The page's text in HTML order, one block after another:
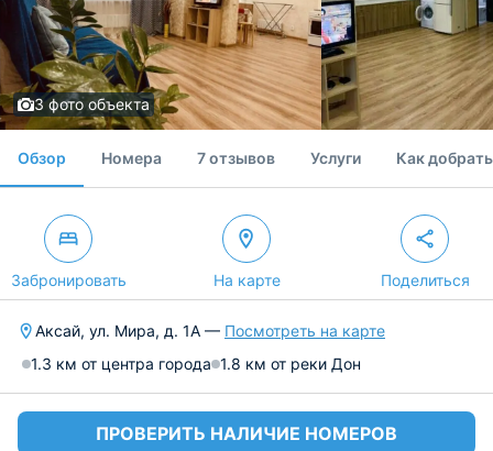
3 фото объекта
Обзор Номера 7 отзывов Услуги Как
Забронировать На карте Поделиться
Аксай, ул. Мира, д. 1А — Посмотреть на карте
1.3 км от центра города 1.8 км от реки Дон
ПРОВЕРИТЬ НАЛИЧИЕ НОМЕРОВ